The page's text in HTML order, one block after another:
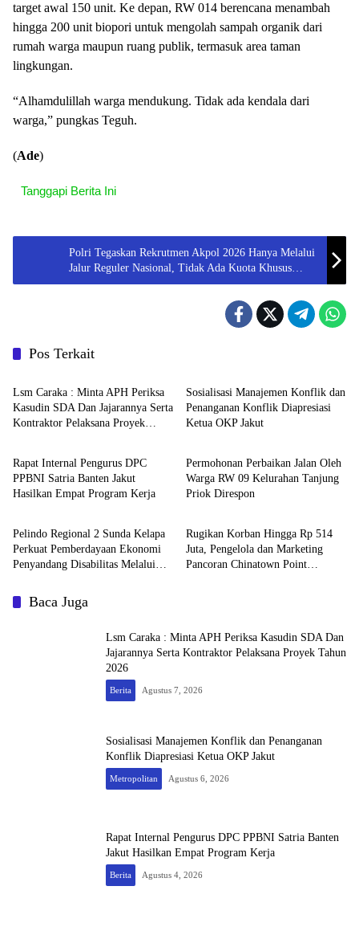
target awal 150 unit. Ke depan, RW 014 berencana menambah
hingga 200 unit biopori untuk mengolah sampah organik dari
rumah warga maupun ruang publik, termasuk area taman
lingkungan.
“Alhamdulillah warga mendukung. Tidak ada kendala dari
warga,” pungkas Teguh.
(Ade)
Tanggapi Berita Ini
Polri Tegaskan Rekrutmen Akpol 2026 Hanya Melalui
Jalur Reguler Nasional, Tidak Ada Kuota Khusus
maupun Titipan
Pos Terkait
Berita
Lsm Caraka : Minta APH Periksa
Kasudin SDA Dan Jajarannya Serta
Kontraktor Pelaksana Proyek
Sosialisasi Manajemen Konflik dan
Penanganan Konflik Diapresiasi
Ketua OKP Jakut
Berita
Rapat Internal Pengurus DPC
PPBNI Satria Banten Jakut
Hasilkan Empat Program Kerja
Berita
Permohonan Perbaikan Jalan Oleh
Warga RW 09 Kelurahan Tanjung
Priok Direspon
Metropolitan
Pelindo Regional 2 Sunda Kelapa
Perkuat Pemberdayaan Ekonomi
Penyandang Disabilitas Melalui
Berita
Rugikan Korban Hingga Rp 514
Juta, Pengelola dan Marketing
Pancoran Chinatown Point
Baca Juga
Lsm Caraka : Minta APH Periksa Kasudin SDA Dan
Jajarannya Serta Kontraktor Pelaksana Proyek Tahun
2026
Berita Agustus 7, 2026
Sosialisasi Manajemen Konflik dan Penanganan
Konflik Diapresiasi Ketua OKP Jakut
Metropolitan Agustus 6, 2026
Rapat Internal Pengurus DPC PPBNI Satria Banten
Jakut Hasilkan Empat Program Kerja
Berita Agustus 4, 2026